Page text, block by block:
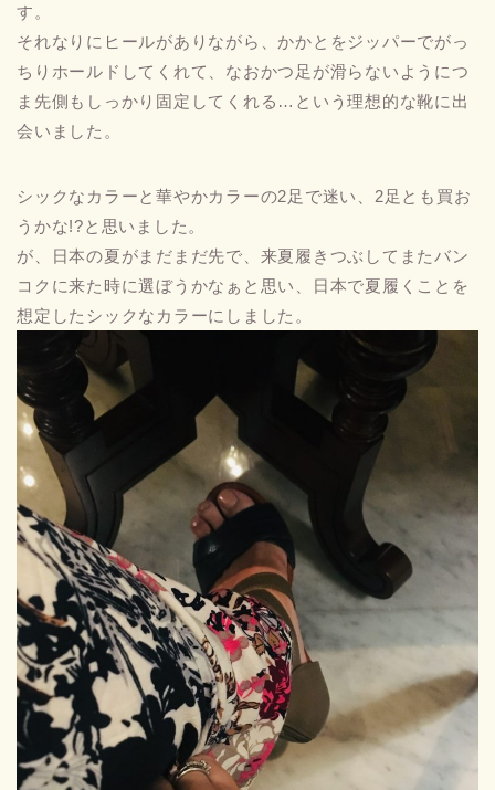
す。
それなりにヒールがありながら、かかとをジッパーでがっ
ちりホールドしてくれて、なおかつ足が滑らないようにつ
ま先側もしっかり固定してくれる…という理想的な靴に出
会いました。
シックなカラーと華やかカラーの2足で迷い、2足とも買お
うかな!?と思いました。
が、日本の夏がまだまだ先で、来夏履きつぶしてまたバン
コクに来た時に選ぼうかなぁと思い、日本で夏履くことを
想定したシックなカラーにしました。